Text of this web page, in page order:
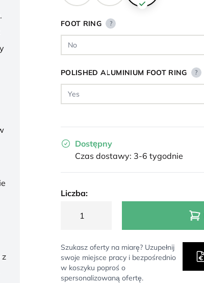
z
FOOT RING ?
POLISHED ALUMINIUM FOOT RING ?
Dostępny
Czas dostawy: 3-6 tygodnie
Liczba:
Szukasz oferty na miarę? Uzupełnij
swoje miejsce pracy i bezpośrednio
w koszyku poproś o
spersonalizowaną ofertę.